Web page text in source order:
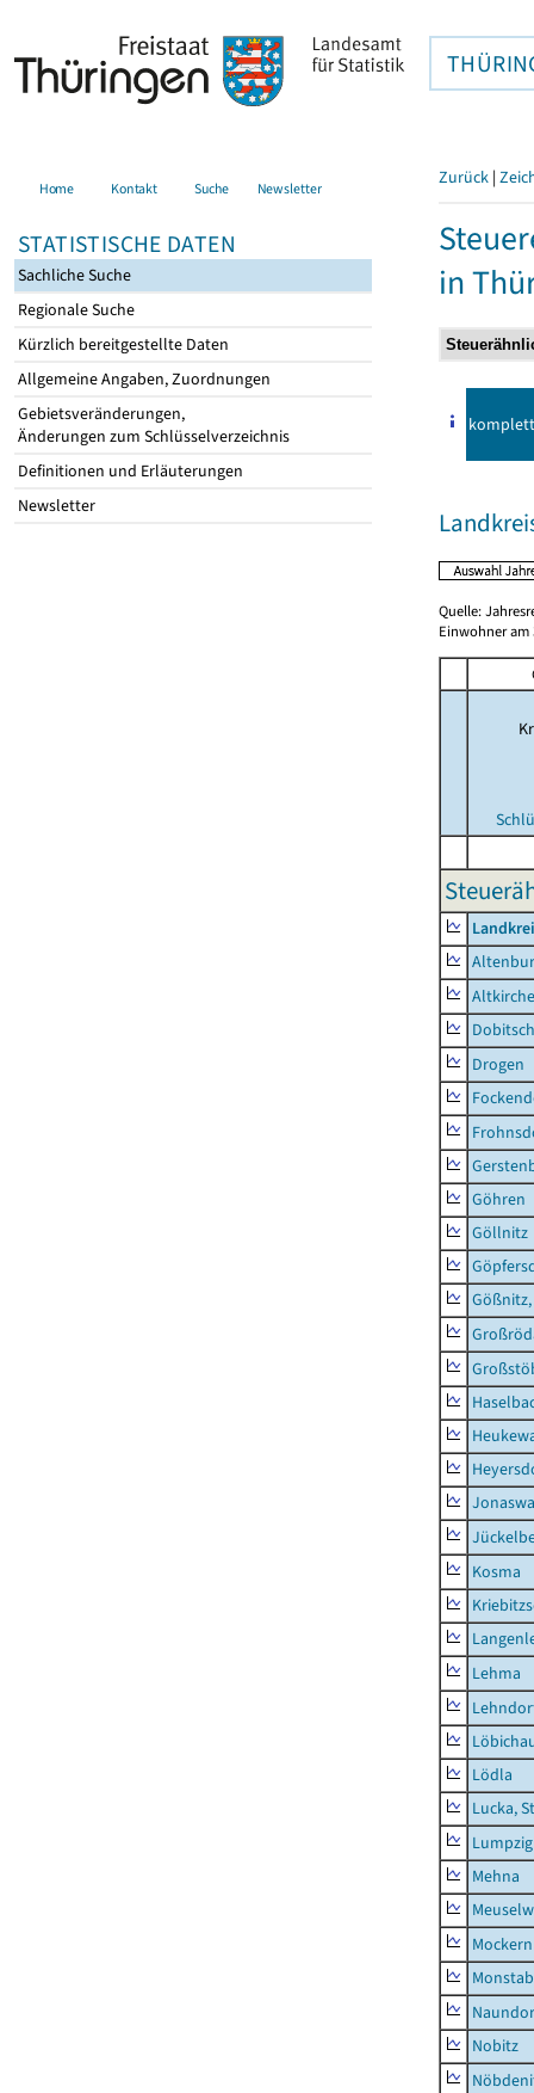
Home Kontakt Suche Newsletter
STATISTISCHE DATEN
Sachliche Suche
Regionale Suche
Kürzlich bereitgestellte Daten
Allgemeine Angaben, Zuordnungen
Gebietsveränderungen,
Änderungen zum Schlüsselverzeichnis
Definitionen und Erläuterungen
Newsletter
Zurück |
in
komplett
Quelle:
Einwohner am
Drogen
Göhren
Göllnitz
Kosma
Lehma
Lödla
Lucka,
Lumpzig
Mehna
Mockern
Monstab
Nobitz